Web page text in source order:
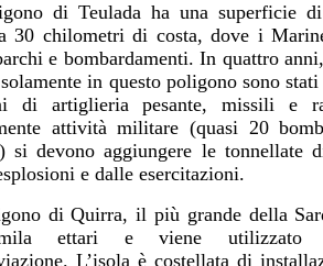
di Teulada ha una superficie
30 chilometri di costa, dove i
e bombardamenti. In quattro
in questo poligono sono
di artiglieria pesante, missili e
attività militare (quasi 20
si devono aggiungere le tonnellate
e dalle esercitazioni.
di Quirra, il più grande della
ettari e viene utilizzato
L’isola è costellata di